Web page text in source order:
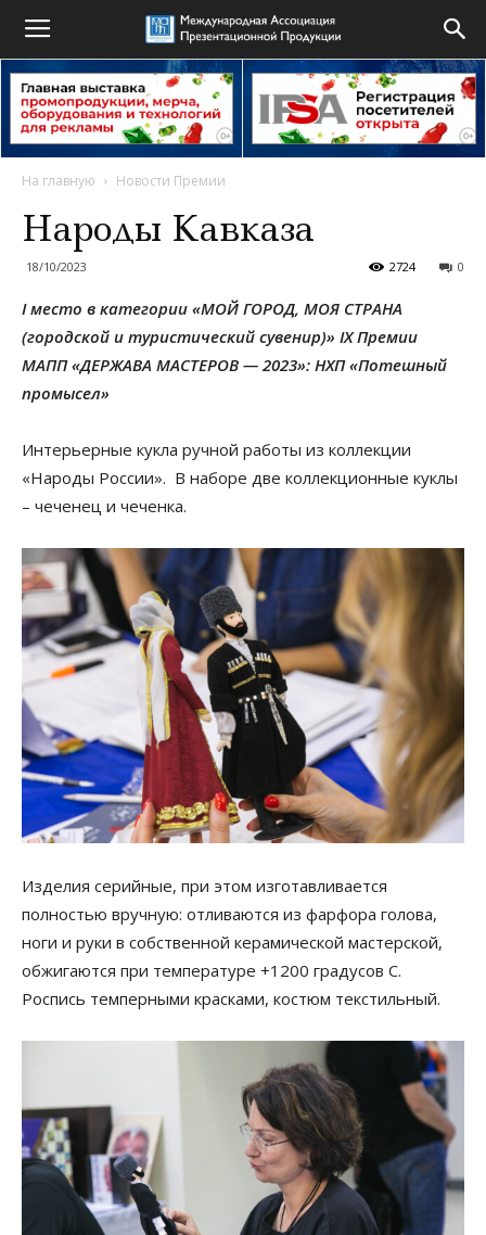
На главную Новости Премии
Народы Кавказа
18/10/2023 0
2724
I место в категории «МОЙ ГОРОД, МОЯ СТРАНА
(городской и туристический сувенир)» IX Премии
МАПП «ДЕРЖАВА МАСТЕРОВ — 2023»: НХП «Потешный
промысел»
Интерьерные кукла ручной работы из коллекции
«Народы России». В наборе две коллекционные куклы
– чеченец и чеченка.
Изделия серийные, при этом изготавливается
полностью вручную: отливаются из фарфора голова,
ноги и руки в собственной керамической мастерской,
обжигаются при температуре +1200 градусов С.
Роспись темперными красками, костюм текстильный.